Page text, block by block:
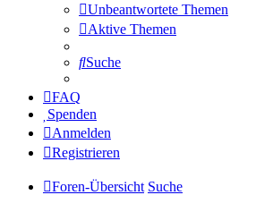
Unbeantwortete Themen
Aktive Themen
Suche
FAQ
Spenden
Anmelden
Registrieren
Foren-Übersicht Suche